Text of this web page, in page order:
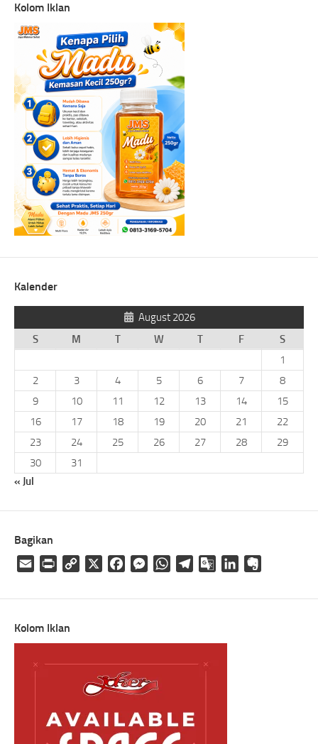
Kolom Iklan
Kalender
August 2026
S
M T W T F
S
1
2
3 4 5 6 7
8
9
10 11 12 13 14
15
16
17 18 19 20 21
22
23
24 25 26 27 28
29
30
31
« Jul
Bagikan
Email
Print
Copy
FacebookMessengerWhatsAppTelegramGoogleLinkedIn
Kolom Iklan